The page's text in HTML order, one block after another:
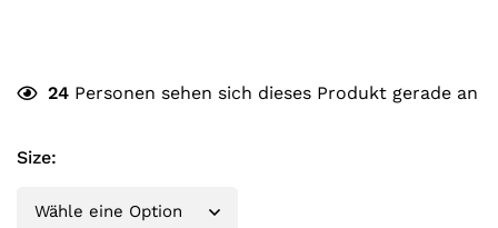
24 Personen sehen sich dieses Produkt gerade an
Size: